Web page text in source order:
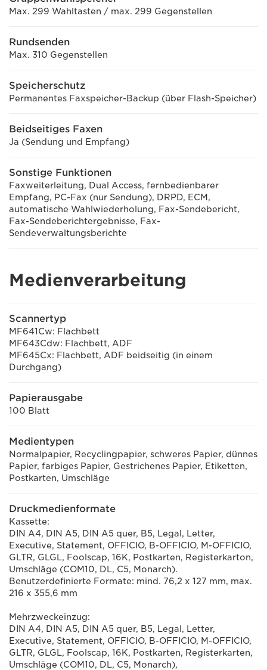
Max. 299 Wahltasten / max. 299 Gegenstellen
Rundsenden
Max. 310 Gegenstellen
Speicherschutz
Permanentes Faxspeicher-Backup (über Flash-Speicher)
Beidseitiges Faxen
Ja (Sendung und Empfang)
Sonstige Funktionen
Faxweiterleitung, Dual Access, fernbedienbarer
Empfang, PC-Fax (nur Sendung), DRPD, ECM,
automatische Wahlwiederholung, Fax-Sendebericht,
Fax-Sendeberichtergebnisse, Fax-
Sendeverwaltungsberichte
Medienverarbeitung
Scannertyp
MF641Cw: Flachbett
MF643Cdw: Flachbett, ADF
MF645Cx: Flachbett, ADF beidseitig (in einem
Durchgang)
Papierausgabe
100 Blatt
Medientypen
Normalpapier, Recyclingpapier, schweres Papier, dünnes
Papier, farbiges Papier, Gestrichenes Papier, Etiketten,
Postkarten, Umschläge
Druckmedienformate
Kassette:
DIN A4, DIN A5, DIN A5 quer, B5, Legal, Letter,
Executive, Statement, OFFICIO, B-OFFICIO, M-OFFICIO,
GLTR, GLGL, Foolscap, 16K, Postkarten, Registerkarton,
Umschläge (COM10, DL, C5, Monarch).
Benutzerdefinierte Formate: mind. 76,2 x 127 mm, max.
216 x 355,6 mm
Mehrzweckeinzug:
DIN A4, DIN A5, DIN A5 quer, B5, Legal, Letter,
Executive, Statement, OFFICIO, B-OFFICIO, M-OFFICIO,
GLTR, GLGL, Foolscap, 16K, Postkarten, Registerkarten,
Umschläge (COM10, DL, C5, Monarch),